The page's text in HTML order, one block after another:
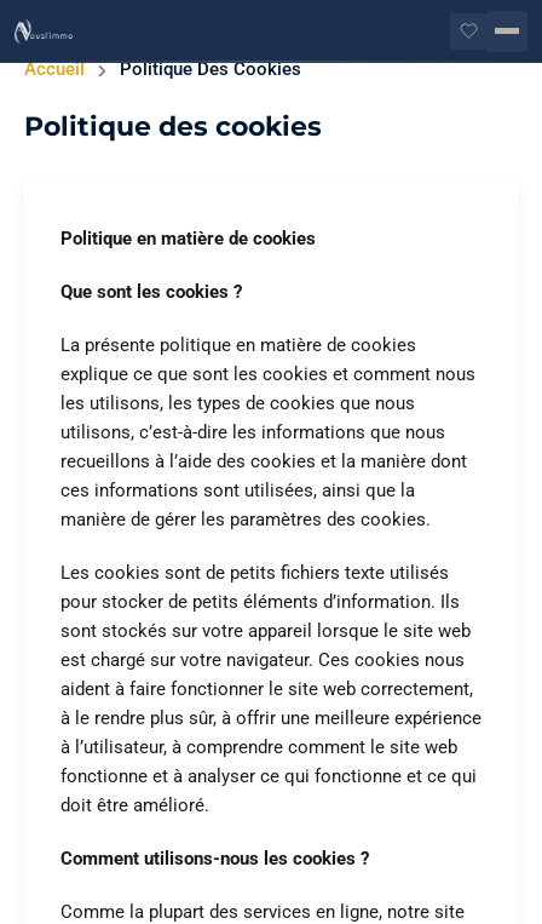
Accueil Politique Des Cookies
Politique des cookies
Politique en matière de cookies
Que sont les cookies ?
La présente politique en matière de cookies
explique ce que sont les cookies et comment nous
les utilisons, les types de cookies que nous
utilisons, c’est-à-dire les informations que nous
recueillons à l’aide des cookies et la manière dont
ces informations sont utilisées, ainsi que la
manière de gérer les paramètres des cookies.
Les cookies sont de petits fichiers texte utilisés
pour stocker de petits éléments d’information. Ils
sont stockés sur votre appareil lorsque le site web
est chargé sur votre navigateur. Ces cookies nous
aident à faire fonctionner le site web correctement,
à le rendre plus sûr, à offrir une meilleure expérience
à l’utilisateur, à comprendre comment le site web
fonctionne et à analyser ce qui fonctionne et ce qui
doit être amélioré.
Comment utilisons-nous les cookies ?
Comme la plupart des services en ligne, notre site